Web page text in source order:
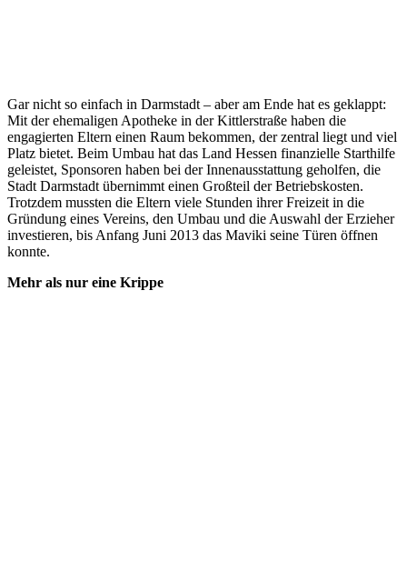
Gar nicht so einfach in Darmstadt – aber am Ende hat es geklappt:
Mit der ehemaligen Apotheke in der Kittlerstraße haben die
engagierten Eltern einen Raum bekommen, der zentral liegt und viel
Platz bietet. Beim Umbau hat das Land Hessen finanzielle Starthilfe
geleistet, Sponsoren haben bei der Innenausstattung geholfen, die
Stadt Darmstadt übernimmt einen Großteil der Betriebskosten.
Trotzdem mussten die Eltern viele Stunden ihrer Freizeit in die
Gründung eines Vereins, den Umbau und die Auswahl der Erzieher
investieren, bis Anfang Juni 2013 das Maviki seine Türen öffnen
konnte.
Mehr als nur eine Krippe